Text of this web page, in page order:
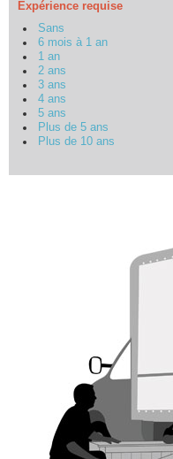
Expérience requise
Sans
6 mois à 1 an
1 an
2 ans
3 ans
4 ans
5 ans
Plus de 5 ans
Plus de 10 ans